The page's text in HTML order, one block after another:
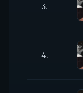
3.
4.